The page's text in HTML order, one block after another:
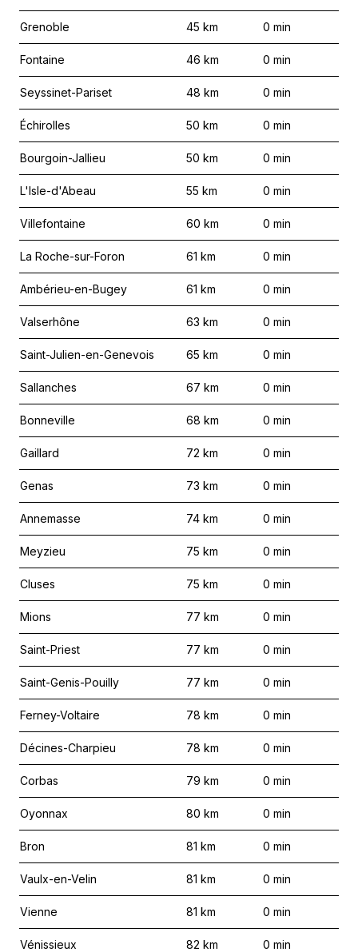
Grenoble 45 km 0 min
Fontaine 46 km 0 min
Seyssinet-Pariset 48 km 0 min
Échirolles 50 km 0 min
Bourgoin-Jallieu 50 km 0 min
L'Isle-d'Abeau 55 km 0 min
Villefontaine 60 km 0 min
La Roche-sur-Foron 61 km 0 min
Ambérieu-en-Bugey 61 km 0 min
Valserhône 63 km 0 min
Saint-Julien-en-Genevois 65 km 0 min
Sallanches 67 km 0 min
Bonneville 68 km 0 min
Gaillard 72 km 0 min
Genas 73 km 0 min
Annemasse 74 km 0 min
Meyzieu 75 km 0 min
Cluses 75 km 0 min
Mions 77 km 0 min
Saint-Priest 77 km 0 min
Saint-Genis-Pouilly 77 km 0 min
Ferney-Voltaire 78 km 0 min
Décines-Charpieu 78 km 0 min
Corbas 79 km 0 min
Oyonnax 80 km 0 min
Bron 81 km 0 min
Vaulx-en-Velin 81 km 0 min
Vienne 81 km 0 min
Vénissieux 82 km 0 min